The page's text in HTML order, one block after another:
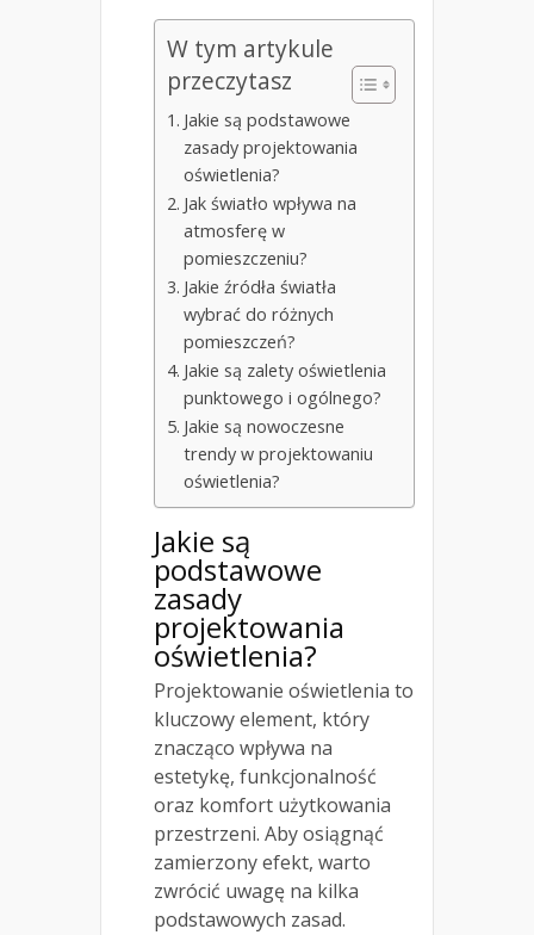
W tym artykule
przeczytasz
Jakie są podstawowe
zasady projektowania
oświetlenia?
Jak światło wpływa na
atmosferę w
pomieszczeniu?
Jakie źródła światła
wybrać do różnych
pomieszczeń?
Jakie są zalety oświetlenia
punktowego i ogólnego?
Jakie są nowoczesne
trendy w projektowaniu
oświetlenia?
Jakie są
podstawowe
zasady
projektowania
oświetlenia?
Projektowanie oświetlenia to
kluczowy element, który
znacząco wpływa na
estetykę, funkcjonalność
oraz komfort użytkowania
przestrzeni. Aby osiągnąć
zamierzony efekt, warto
zwrócić uwagę na kilka
podstawowych zasad.